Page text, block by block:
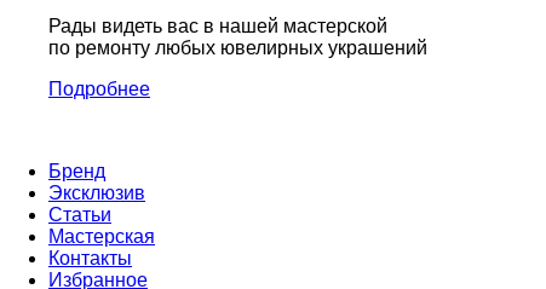
Рады видеть вас в нашей мастерской
по ремонту любых ювелирных украшений
Подробнее
Бренд
Эксклюзив
Статьи
Мастерская
Контакты
Избранное